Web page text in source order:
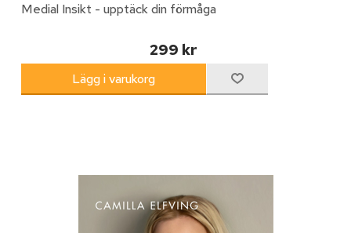
Medial Insikt - upptäck din förmåga
299 kr